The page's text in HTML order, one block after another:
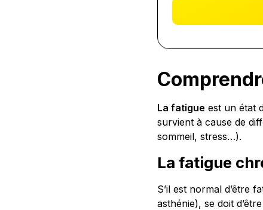
La fatigue est un état
survient à cause de
sommeil, stress…).
La fatigue
S’il est normal d’être
asthénie), se doit